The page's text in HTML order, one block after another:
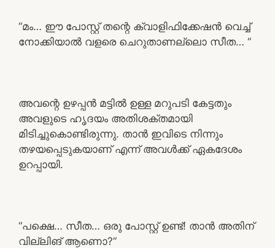
“മം… ഈ പോസ്റ്റ്‌ തന്റെ ക്വാളിഫിക്കേഷൻ വെച്ച്
നോക്കിയാൽ വളരെ ചെറുതാണല്ലൊ സീത… “
അവന്റെ ഉഴപ്പൻ മട്ടിൽ ഉള്ള മറുപടി കേട്ടതും
അവളുടെ ഹൃദയം അതിശക്തമായി
മിടിച്ചുകൊണ്ടിരുന്നു. താൻ ഇവിടെ നിന്നും
തഴയപ്പെടുകയാണ് എന്ന് അവൾക്ക് ഏകദേശം
ഉറപ്പായി.
“പക്ഷെ… സീത… ഒരു പോസ്റ്റ്‌ ഉണ്ട്! താൻ അതിന്
വില്ലിങ് ആണൊ?”